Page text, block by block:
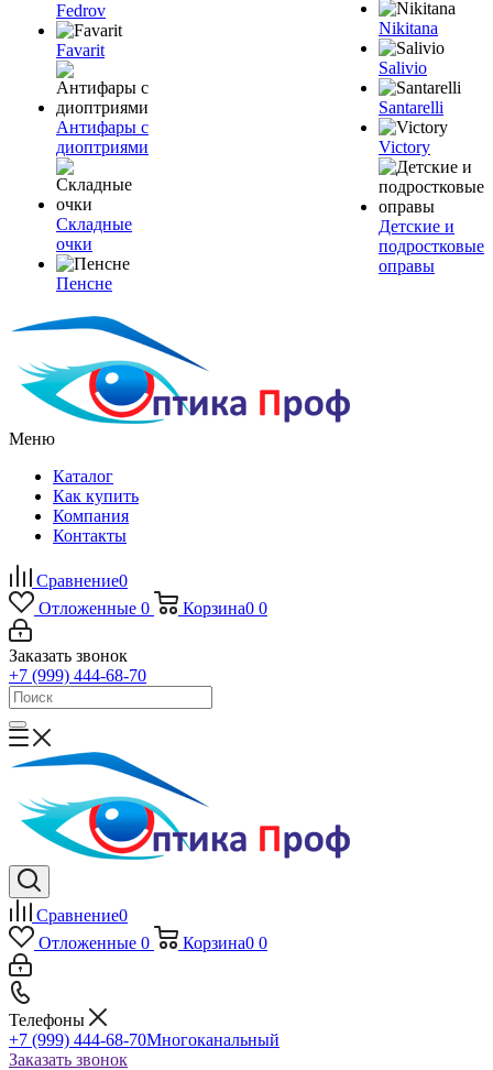
Fedrov
Favarit
Антифары с
диоптриями
Складные
очки
Пенсне
Nikitana
Salivio
Santarelli
Victory
Детские и
подростковые
оправы
Меню
Каталог
Как купить
Компания
Контакты
Сравнение0
Отложенные 0 Корзина0 0
Заказать звонок
+7 (999) 444-68-70
Сравнение0
Отложенные 0 Корзина0 0
Телефоны
+7 (999) 444-68-70Многоканальный
Заказать звонок